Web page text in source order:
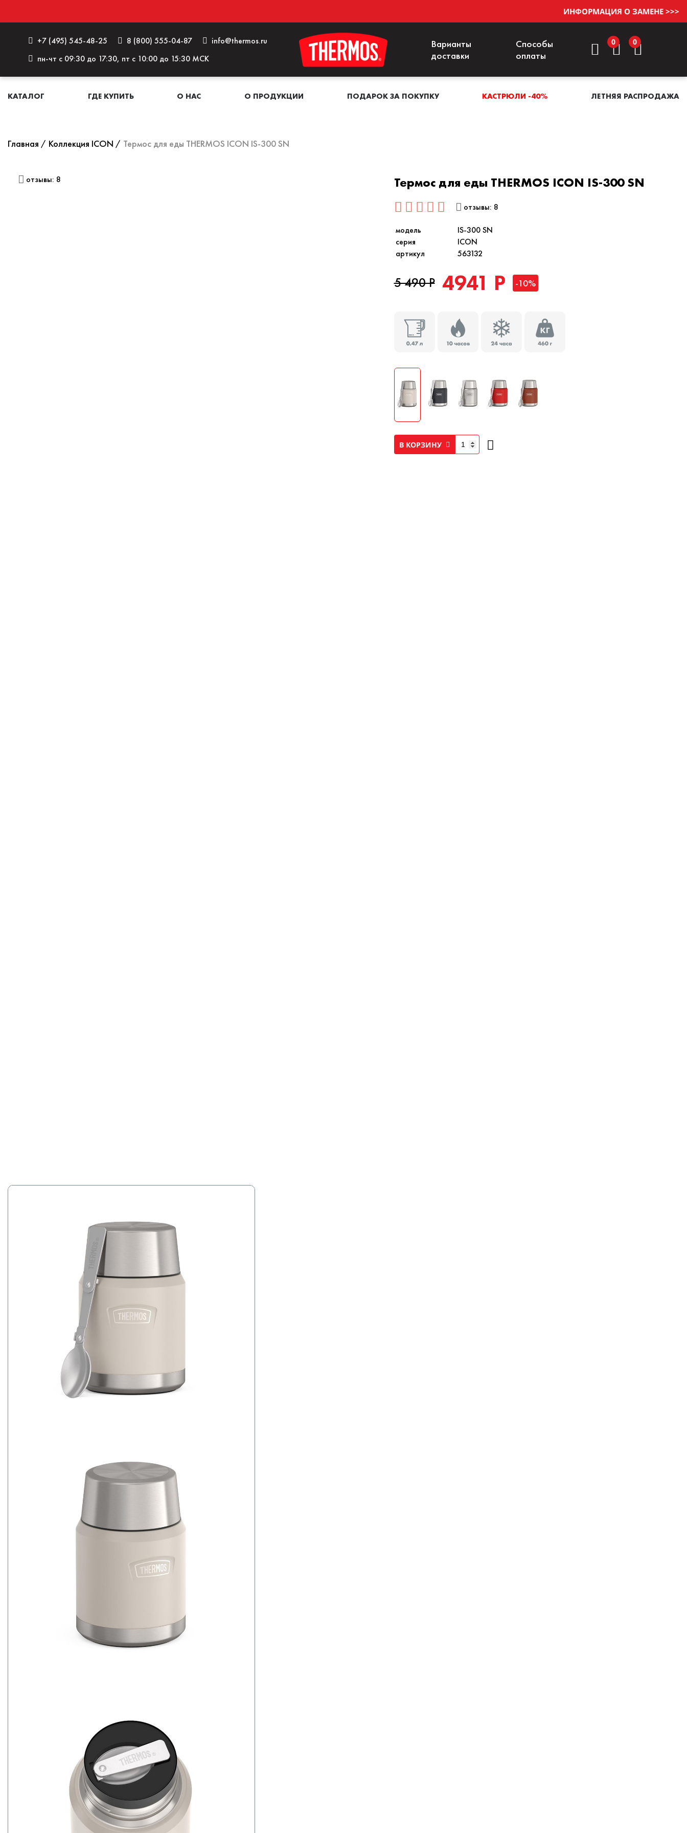
ИНФОРМАЦИЯ О ЗАМЕНЕ >>>
+7 (495) 545-48-25 8 (800) 555-04-87
info@thermos.ru
пн-чт с 09:30 до 17:30, пт с 10:00 до 15:30 МСК
Варианты
доставки
Способы
оплаты
0 0
КАТАЛОГ ГДЕ КУПИТЬ О НАС О ПРОДУКЦИИ ПОДАРОК ЗА ПОКУПКУ КАСТРЮЛИ -40% ЛЕТНЯЯ РАСПРОДАЖА
Главная Коллекция ICON Термос для еды THERMOS ICON IS-300 SN
отзывы: 8 Термос для еды THERMOS ICON IS-300 SN
отзывы: 8
модель
IS-300 SN
серия
ICON
артикул
563132
5 490 Р 4941 Р -10%
В КОРЗИНУ